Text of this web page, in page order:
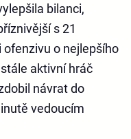
bilanci,
s 21
o nejlepšího
aktivní hráč
návrat do
vedoucím